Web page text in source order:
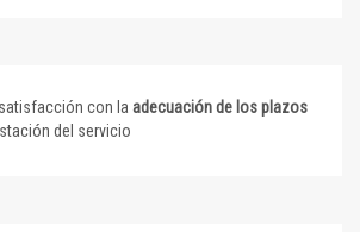
con la adecuación de los plazos
del servicio